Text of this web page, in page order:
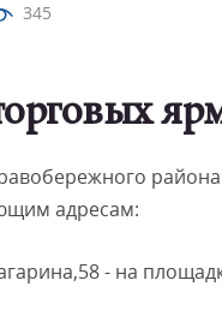
345
адресам:
- на